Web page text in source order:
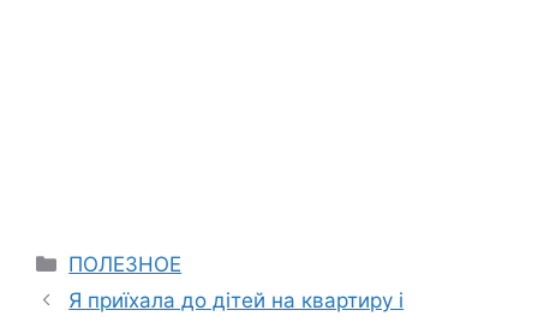
Categories
ПОЛЕЗНОЕ
Я приїхала до дітей на квартиру і